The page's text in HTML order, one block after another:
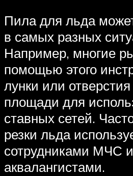
Пила для льда
в самых разных
Например, многие
помощью этого
лунки или
площади для
ставных сетей.
резки льда
сотрудниками МЧС и
аквалангистами.